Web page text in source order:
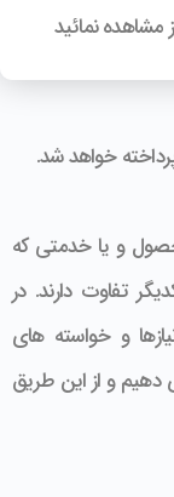
مشاهده نمائید
و یا خدمتی که
تفاوت دارند. در
و خواسته های
و از این طریق